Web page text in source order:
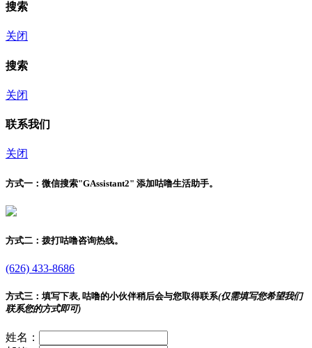
搜索
关闭
搜索
关闭
联系我们
关闭
方式一： 微信搜索"GAssistant2" 添加咕噜生活助手。
方式二： 拨打咕噜咨询热线。
(626) 433-8686
方式三： 填写下表, 咕噜的小伙伴稍后会与您取得联系(仅需填写您希望我们
联系您的方式即可)
姓名：